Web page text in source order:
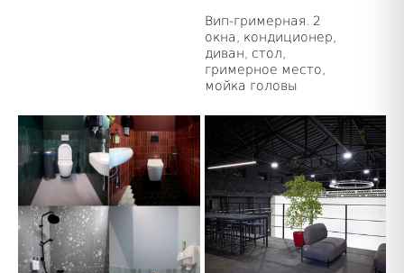
Вип-гримерная. 2
окна, кондиционер,
диван, стол,
гримерное место,
мойка головы